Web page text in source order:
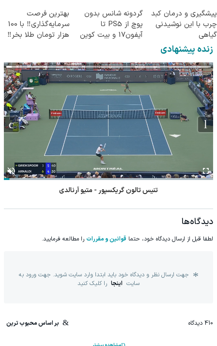
پیشگیری و درمان کبد
چرب با این نوشیدنی
گیاهی
گردونه شانس بدون
پوچ از PS5 تا
آیفون17 و بیت کوین
بهترین فرصت
سرمایه‌گذاری‼️ با 100
هزار تومان طلا بخر‼️
زنده پیشنهادی
تنیس تالون گریکسپور - متیو آرنالدی
دیدگاه‌ها
لطفا قبل از ارسال دیدگاه خود، حتما قوانین و مقررات را مطالعه فرمایید.
جهت ارسال نظر و دیدگاه خود باید ابتدا وارد سایت شوید. جهت ورود به
سایت اینجا را کلیک کنید
410 دیدگاه بر اساس محبوب ترین